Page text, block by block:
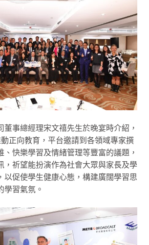
董事總經理宋文禧先生於晚宴時介紹，
正向教育，平台邀請到各領域專家撰
、快樂學習及情緒管理等豐富的議題，
，祈望能扮演作為社會大眾與家長及學
以促使學生健康心態，構建廣闊學習思
學習氣氛。